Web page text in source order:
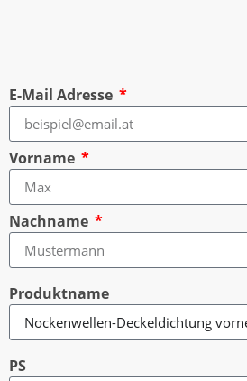
E-Mail Adresse
Vorname
Nachname
Produktname
PS